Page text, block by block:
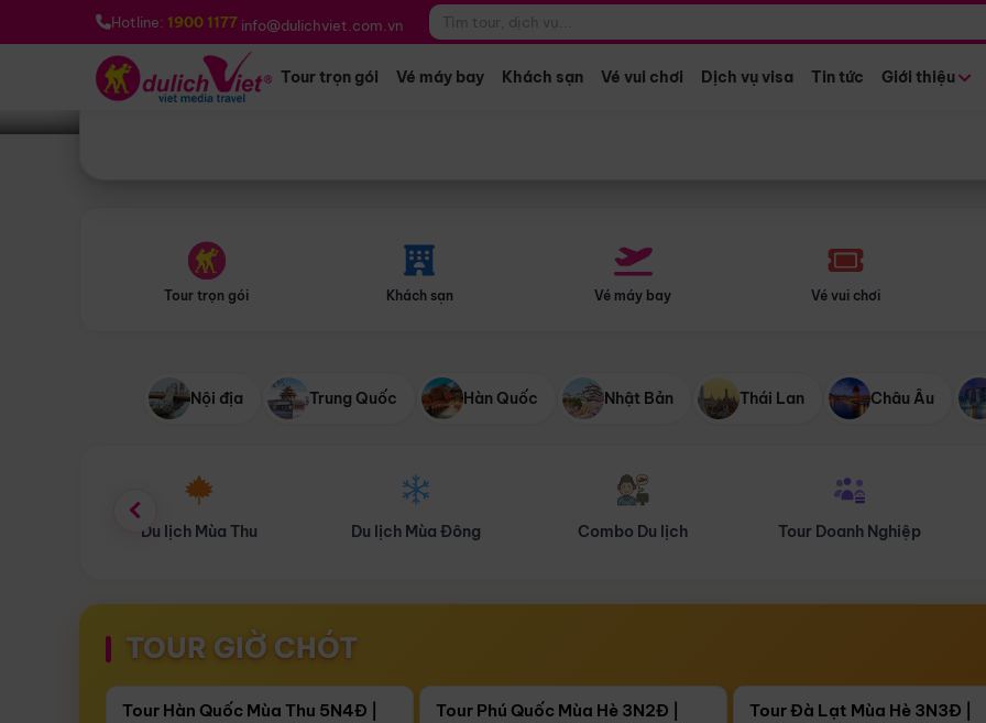
Hotline: 1900 1177 info@dulichviet.com.vn
Tour trọn gói Vé máy bay Khách sạn Vé vui chơi Dịch vụ visa Tin tức Giới thiệu
Bạn muốn đi đâu? *
Tour trọn gói Khách sạn Vé máy bay Vé vui chơi
Nội địa Trung Quốc Hàn Quốc Nhật Bản Thái Lan Châu Âu
Du lịch Mùa Đông Combo Du lịch Tour Doanh Nghiệp Du lịch Hành Hương
TOUR GIỜ CHÓT
Còn17 ngày 13:58:56
Điểm nổi bật
Tour Hàn Quốc Mùa Thu 5N4Đ |
Còn05 ngày 13:58:56
Tour Phú Quốc Mùa Hè 3N2Đ |
Còn04 ngày 13:58:56
Tour Đà Lạt Mùa Hè 3N3Đ |